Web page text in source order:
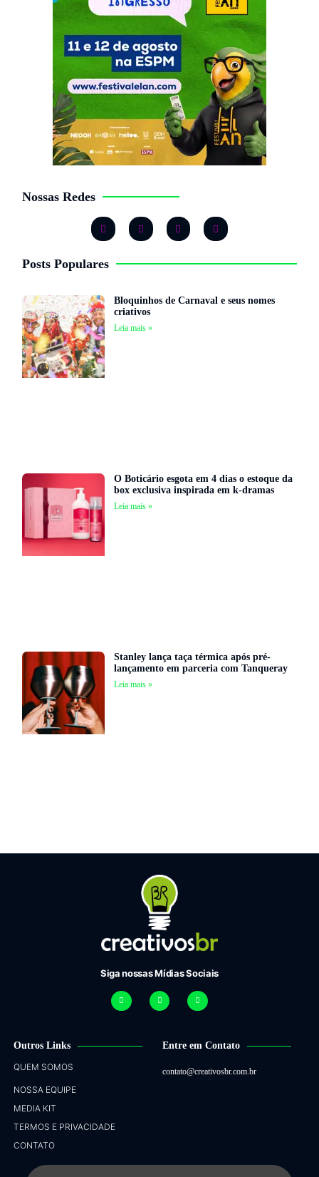
Nossas Redes
Posts Populares
Bloquinhos de Carnaval e seus nomes
criativos
Leia mais »
O Boticário esgota em 4 dias o estoque da
box exclusiva inspirada em k-dramas
Leia mais »
Stanley lança taça térmica após pré-
lançamento em parceria com Tanqueray
Leia mais »
Siga nossas Mídias Sociais
Outros Links
QUEM SOMOS
NOSSA EQUIPE
MEDIA KIT
TERMOS E PRIVACIDADE
CONTATO
Entre em Contato
contato@creativosbr.com.br